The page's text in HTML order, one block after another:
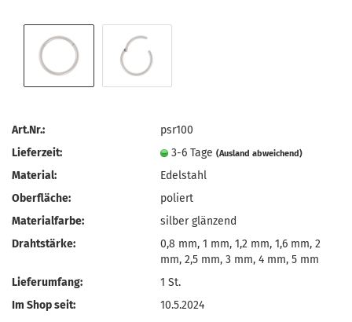
Art.Nr.:
psr100
Lieferzeit:
3-6 Tage(Ausland abweichend)
Material:
Edelstahl
Oberfläche:
poliert
Materialfarbe:
silber glänzend
Drahtstärke:
0,8 mm, 1 mm, 1,2 mm, 1,6 mm, 2
mm, 2,5 mm, 3 mm, 4 mm, 5 mm
Lieferumfang:
1 St.
Im Shop seit:
10.5.2024